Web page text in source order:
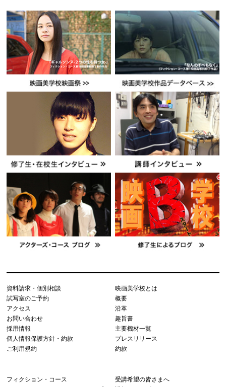
資料請求・個別相談
試写室のご予約
アクセス
お問い合わせ
採用情報
個人情報保護方針・約款
ご利用規約
映画美学校とは
概要
沿革
趣旨書
主要機材一覧
プレスリリース
約款
フィクション・コース
受講希望の皆さまへ